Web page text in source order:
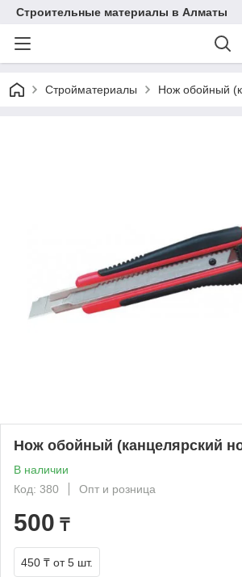
Строительные материалы в Алматы
Стройматериалы Нож обойный
Нож обойный (канцелярский
В наличии
Код: 380
Опт и розница
500 ₸
450 ₸ от 5 шт.